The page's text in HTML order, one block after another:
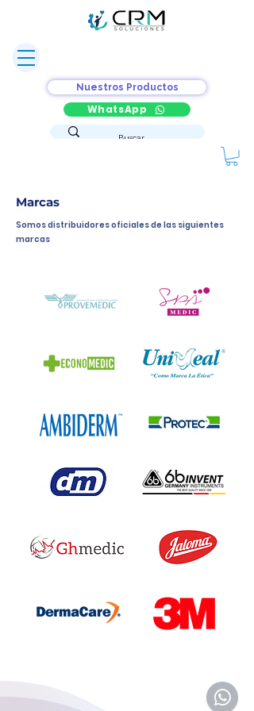
Nuestros Productos
WhatsApp
Marcas
Somos distribuidores oficiales de las siguientes
marcas